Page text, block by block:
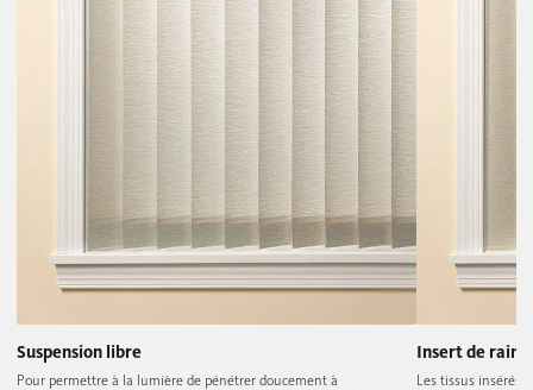
Suspension libre
Pour permettre à la lumière de pénétrer doucement à
Insert de
Les tissus insérés